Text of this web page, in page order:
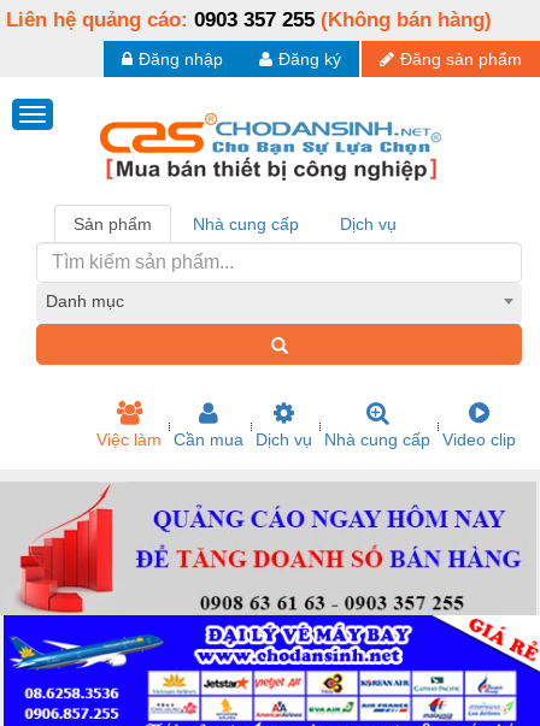
Liên hệ quảng cáo: 0903 357 255 (Không bán hàng)
Đăng sản phẩm
Đăng ký
Đăng nhập
Sản phẩm Nhà cung cấp Dịch vụ
Danh mục
Việc làm Cần mua Dịch vụ Nhà cung cấp Video clip